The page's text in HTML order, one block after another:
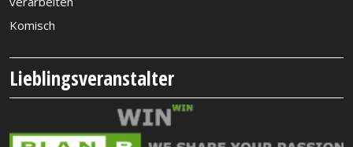
Komisch
Lieblingsveranstalter